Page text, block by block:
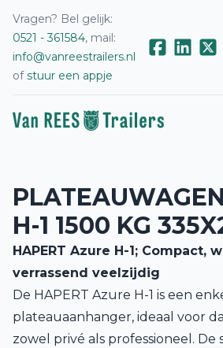
Vragen? Bel gelijk:
0521 - 361584, mail:
info@vanreestrailers.nl
ofstuur een appje
H-1 1500 KG
HAPERT Azure H-1; Compact,
verrassend veelzijdig
De HAPERT Azure H-1 is een
plateauaanhanger, ideaal voor
zowel privé als professioneel. De